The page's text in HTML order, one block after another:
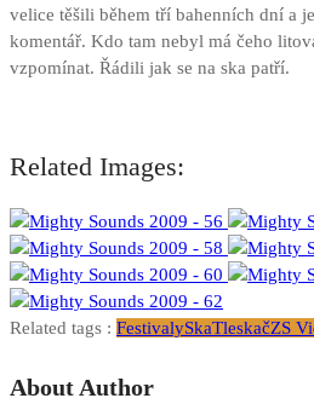
velice těšili během tří bahenních dní a
komentář. Kdo tam nebyl má čeho
vzpomínat. Řádili jak se na ska patří.
Related Images:
Related tags : FestivalySkaTleskačZS
About Author